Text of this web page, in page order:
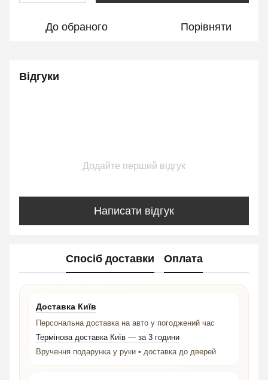
До обраного Порівняти
Відгуки
Додайте перший відгук
Написати відгук
Спосіб доставки Оплата
Доставка Київ
Персональна доставка на авто у погоджений час
Термінова доставка Київ — за 3 години
Вручення подарунка у руки • доставка до дверей